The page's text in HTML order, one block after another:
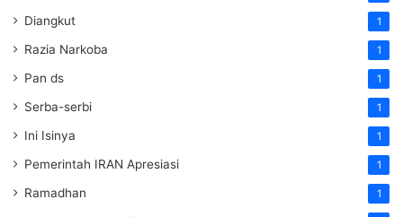
Diangkut 1
Razia Narkoba 1
Pan ds 1
Serba-serbi 1
Ini Isinya 1
Pemerintah IRAN Apresiasi 1
Ramadhan 1